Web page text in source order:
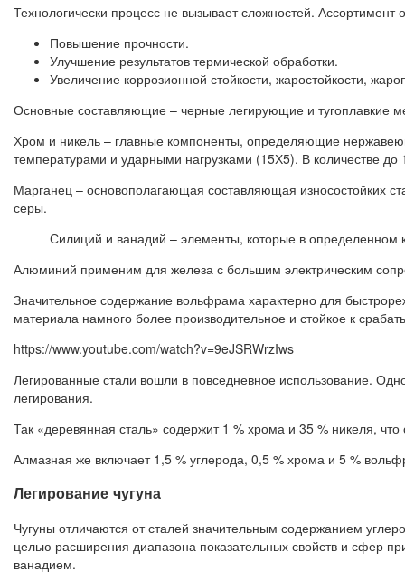
Технологически процесс не вызывает сложностей.
Повышение прочности.
Улучшение результатов термической обработки.
Увеличение коррозионной стойкости, жаростойкости,
Основные составляющие – черные легирующие и тугоплавкие
Хром и никель – главные компоненты, определяющие
температурами и ударными нагрузками (15Х5). В количестве
Марганец – основополагающая составляющая износостойких
серы.
Силиций и ванадий – элементы, которые в определенном
Алюминий применим для железа с большим электрическим
Значительное содержание вольфрама характерно для
материала намного более производительное и стойкое к
https://www.youtube.com/watch?v=9eJSRWrzIws
Легированные стали вошли в повседневное использование.
легирования.
Так «деревянная сталь» содержит 1 % хрома и 35 % никеля,
Алмазная же включает 1,5 % углерода, 0,5 % хрома и 5 %
Легирование чугуна
Чугуны отличаются от сталей значительным содержанием
целью расширения диапазона показательных свойств и
ванадием.